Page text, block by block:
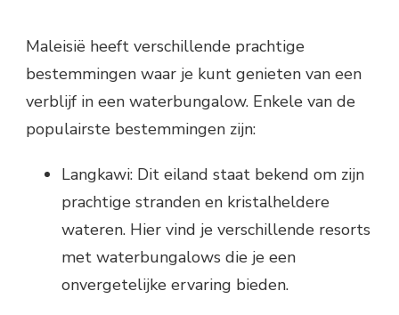
Maleisië heeft verschillende prachtige
bestemmingen waar je kunt genieten van een
verblijf in een waterbungalow. Enkele van de
populairste bestemmingen zijn:
Langkawi: Dit eiland staat bekend om zijn
prachtige stranden en kristalheldere
wateren. Hier vind je verschillende resorts
met waterbungalows die je een
onvergetelijke ervaring bieden.